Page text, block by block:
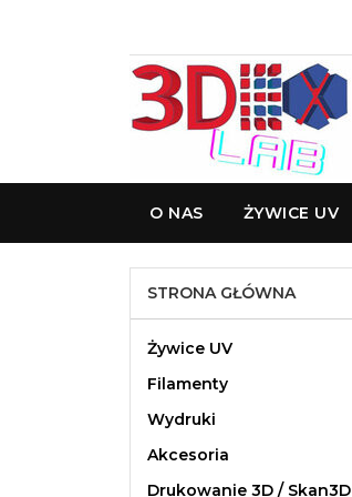
O NAS ŻYWICE UV
STRONA GŁÓWNA
Żywice UV
Filamenty
Wydruki
Akcesoria
Drukowanie 3D / Skan3D